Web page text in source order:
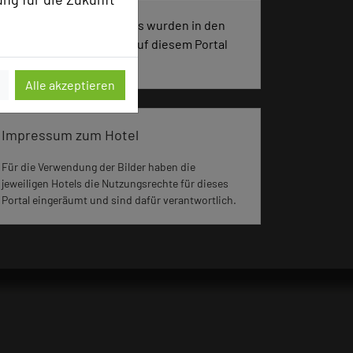
Alle akzeptieren
3750 Seiten dieses Hotels wurden in den
vergangenen 30 Tagen auf diesem Portal
aufgerufen.
Impressum zum Hotel
Für die Verwendung der Bilder haben die
jeweiligen Hotels die Nutzungsrechte für dieses
Portal eingeräumt und sind dafür verantwortlich.